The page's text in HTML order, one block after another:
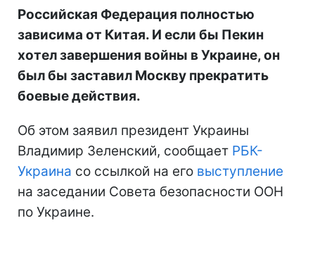
Российская Федерация полностью
зависима от Китая. И если бы Пекин
хотел завершения войны в Украине, он
был бы заставил Москву прекратить
боевые действия.
Об этом заявил президент Украины
Владимир Зеленский, сообщает РБК-
Украина со ссылкой на его выступление
на заседании Совета безопасности ООН
по Украине.